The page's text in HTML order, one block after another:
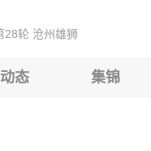
浙江队
28轮 沧州雄狮
动态 集锦